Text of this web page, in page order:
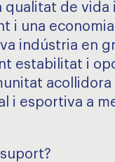
qualitat de
i una
indústria en
estabilitat i
acollidora
i esportiva a